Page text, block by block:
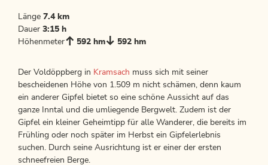
Länge 7.4 km
Dauer 3:15 h
Höhenmeter
592 hm 592 hm
Der Voldöppberg in Kramsach muss sich mit seiner
bescheidenen Höhe von 1.509 m nicht schämen, denn kaum
ein anderer Gipfel bietet so eine schöne Aussicht auf das
ganze Inntal und die umliegende Bergwelt. Zudem ist der
Gipfel ein kleiner Geheimtipp für alle Wanderer, die bereits im
Frühling oder noch später im Herbst ein Gipfelerlebnis
suchen. Durch seine Ausrichtung ist er einer der ersten
schneefreien Berge.